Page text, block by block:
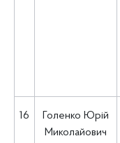
16
Голенко Юрій
Миколайович